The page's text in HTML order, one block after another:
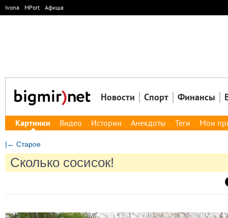
Ivona MPort Афиша
Новости Спорт Финансы
Картинки Видео Истории Анекдоты Теги Мои
|← Старое
Сколько сосисок!